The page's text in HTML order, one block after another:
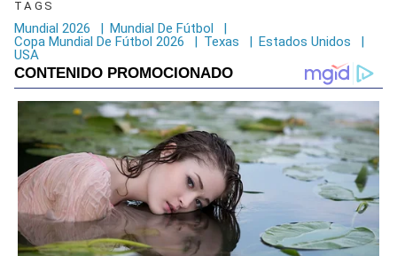
TAGS
Mundial 2026 | Mundial De Fútbol
|
Copa Mundial De Fútbol 2026
| Texas | Estados Unidos
|
USA